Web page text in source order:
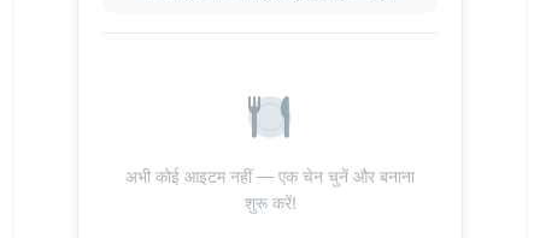
अभी कोई आइटम नहीं — एक चेन चुनें और बनाना
शुरू करें!